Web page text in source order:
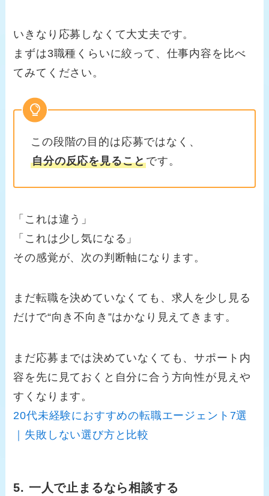
いきなり応募しなくて大丈夫です。
まずは3職種くらいに絞って、仕事内容を比べ
てみてください。
この段階の目的は応募ではなく、
自分の反応を見ることです。
「これは違う」
「これは少し気になる」
その感覚が、次の判断軸になります。
まだ転職を決めていなくても、求人を少し見る
だけで“向き不向き”はかなり見えてきます。
まだ応募までは決めていなくても、サポート内
容を先に見ておくと自分に合う方向性が見えや
すくなります。
20代未経験におすすめの転職エージェント7選
｜失敗しない選び方と比較
5. 一人で止まるなら相談する